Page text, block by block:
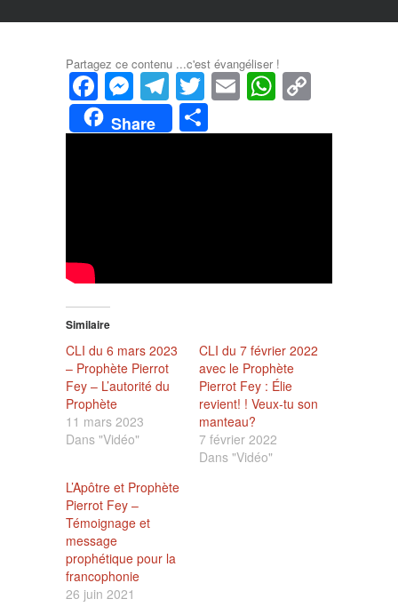
Partagez ce contenu ...c'est évangéliser !
Facebook
Messenger
Telegram
Twitter
Email
Share
Similaire
CLI du 6 mars 2023
– Prophète Pierrot
Fey – L’autorité du
Prophète
11 mars 2023
Dans "Vidéo"
CLI du 7 février 2022
avec le Prophète
Pierrot Fey : Élie
revient! ! Veux-tu son
manteau?
7 février 2022
Dans "Vidéo"
L’Apôtre et Prophète
Pierrot Fey –
Témoignage et
message
prophétique pour la
francophonie
26 juin 2021